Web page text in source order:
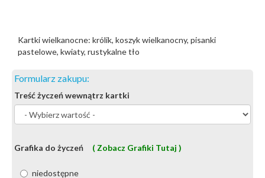
Kartki wielkanocne: królik, koszyk wielkanocny, pisanki
pastelowe, kwiaty, rustykalne tło
Formularz zakupu:
Treść życzeń wewnątrz kartki
Grafika do życzeń ( Zobacz Grafiki Tutaj )
niedostępne